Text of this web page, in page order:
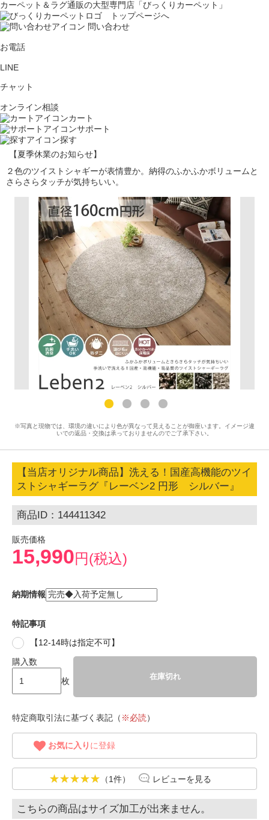
カーペット＆ラグ通販の大型専門店「びっくりカーペット」
問い合わせ
お電話
LINE
チャット
オンライン相談
カート
サポート
探す
【夏季休業のお知らせ】
２色のツイストシャギーが表情豊か。納得のふかふかボリュームと
さらさらタッチが気持ちいい。
※写真と現物では、環境の違いにより色が異なって見えることが御座います。イメージ違
いでの返品・交換は承っておりませんのでご了承下さい。
【当店オリジナル商品】洗える！国産高機能のツイ
ストシャギーラグ『レーベン2 円形 シルバー』
商品ID：144411342
販売価格
15,990円(税込)
納期情報
特記事項
【12-14時は指定不可】
購入数
枚
在庫切れ
特定商取引法に基づく表記（ ※必読）
お気に入り に登録
（1件） レビューを見る
こちらの商品はサイズ加工が出来ません。